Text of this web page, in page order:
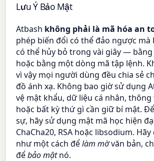
Lưu Ý Bảo Mật
Atbash không phải là mã hóa an
phép biến đổi có thể đảo ngược mà
có thể hủy bỏ trong vài giây — bằng
hoặc bằng một dòng mã tập lệnh.
vì vậy mọi người dùng đều chia sẻ
đồ ánh xạ. Không bao giờ sử dụng
vệ mật khẩu, dữ liệu cá nhân,
hoặc bất kỳ thứ gì cần giữ bí mật.
sự, hãy sử dụng mật mã học hiện
ChaCha20, RSA hoặc libsodium.
như một cách đểlàm mờvăn bản,
đểbảo mậtnó.